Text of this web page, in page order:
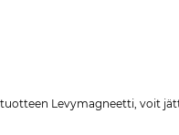
Levymagneetti, voit